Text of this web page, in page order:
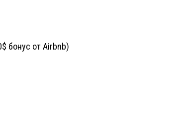
бонус от Airbnb)